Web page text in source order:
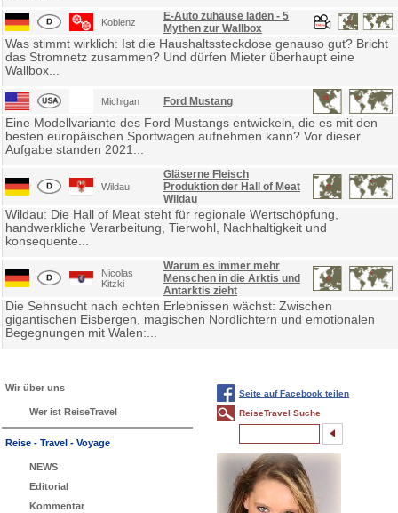
Koblenz
E-Auto zuhause laden - 5
Mythen zur Wallbox
Was stimmt wirklich: Ist die Haushaltssteckdose genauso gut? Bricht
das Stromnetz zusammen? Und dürfen Mieter überhaupt eine
Wallbox...
Michigan Ford Mustang
Eine Modellvariante des Ford Mustangs entwickeln, die es mit den
besten europäischen Sportwagen aufnehmen kann? Vor dieser
Aufgabe standen 2021...
Wildau
Gläserne Fleisch
Produktion der Hall of Meat
Wildau
Wildau: Die Hall of Meat steht für regionale Wertschöpfung,
handwerkliche Verarbeitung, Tierwohl, Nachhaltigkeit und
konsequente...
Nicolas
Kitzki
Warum es immer mehr
Menschen in die Arktis und
Antarktis zieht
Die Sehnsucht nach echten Erlebnissen wächst: Zwischen
gigantischen Eisbergen, magischen Nordlichtern und emotionalen
Begegnungen mit Walen:...
Wir über uns
Wer ist ReiseTravel
Reise - Travel - Voyage
NEWS
Editorial
Kommentar
Seite auf Facebook teilen
ReiseTravel Suche